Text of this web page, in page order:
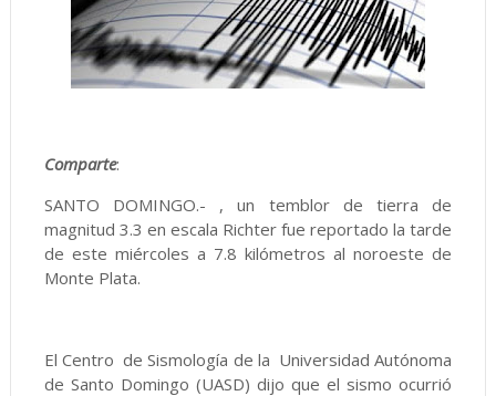
Comparte:
SANTO DOMINGO.- , un temblor de tierra de
magnitud 3.3 en escala Richter fue reportado la tarde
de este miércoles a 7.8 kilómetros al noroeste de
Monte Plata.
El Centro de Sismología de la Universidad Autónoma
de Santo Domingo (UASD) dijo que el sismo ocurrió